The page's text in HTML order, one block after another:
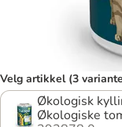
Velg artikkel (3
Økologisk
Økologiske